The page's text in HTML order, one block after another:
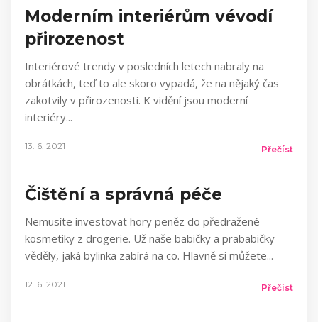
Moderním interiérům vévodí
přirozenost
Interiérové trendy v posledních letech nabraly na
obrátkách, teď to ale skoro vypadá, že na nějaký čas
zakotvily v přirozenosti. K vidění jsou moderní
interiéry
Přečíst
13. 6. 2021
Čištění a správná péče
Nemusíte investovat hory peněz do předražené
kosmetiky z drogerie. Už naše babičky a prababičky
věděly, jaká bylinka zabírá na co. Hlavně si můžete
Přečíst
12. 6. 2021